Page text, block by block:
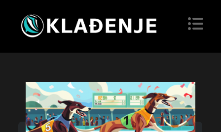
content
Kladjenje